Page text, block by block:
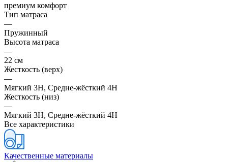
премиум комфорт
Тип матраса
—
Пружинный
Высота матраса
—
22 см
Жесткость (верх)
—
Мягкий 3H, Средне-жёсткий 4H
Жесткость (низ)
—
Мягкий 3H, Средне-жёсткий 4H
Все характеристики
Качественные материалы